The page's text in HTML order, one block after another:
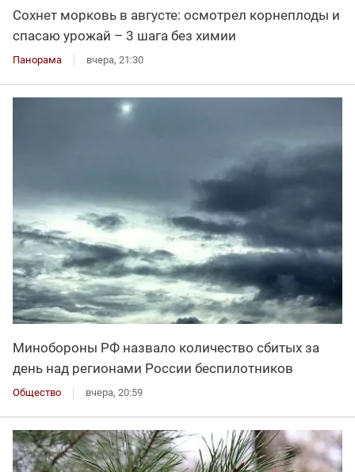
Сохнет морковь в августе: осмотрел корнеплоды и
спасаю урожай – 3 шага без химии
Панорама вчера, 21:30
Минобороны РФ назвало количество сбитых за
день над регионами России беспилотников
Общество вчера, 20:59